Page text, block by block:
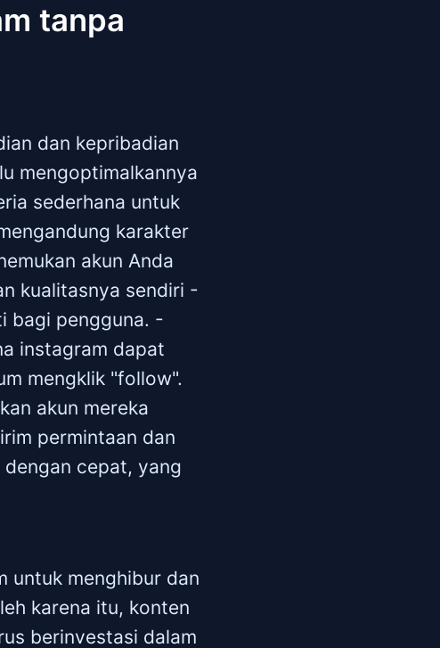
tanpa
dan kepribadian
mengoptimalkannya
sederhana untuk
karakter
akun Anda
kualitasnya sendiri -
bagi pengguna. -
instagram dapat
mengklik "follow".
akun mereka
permintaan dan
cepat, yang
untuk menghibur dan
karena itu, konten
berinvestasi dalam